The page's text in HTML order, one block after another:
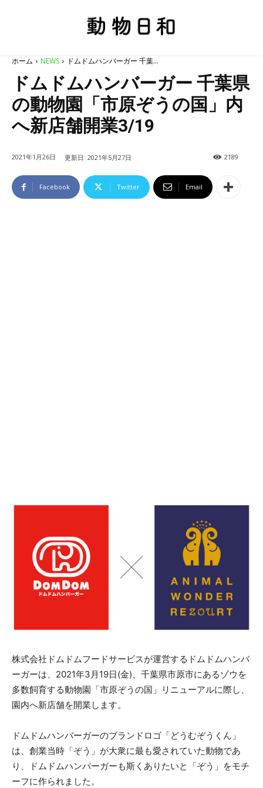
ホーム NEWS ドムドムハンバーガー 千葉...
ドムドムハンバーガー 千葉県
の動物園「市原ぞうの国」内
へ新店舗開業3/19
2021年1月26日 更新日: 2021年5月27日 2189
Facebook Twitter Email
株式会社ドムドムフードサービスが運営するドムドムハンバ
ーガーは、2021年3月19日(金)、千葉県市原市にあるゾウを
多数飼育する動物園「市原ぞうの国」リニューアルに際し、
園内へ新店舗を開業します。
ドムドムハンバーガーのブランドロゴ「どうむぞうくん」
は、創業当時「ぞう」が大衆に最も愛されていた動物であ
り、ドムドムハンバーガーも斯くありたいと「ぞう」をモチ
ーフに作られました。